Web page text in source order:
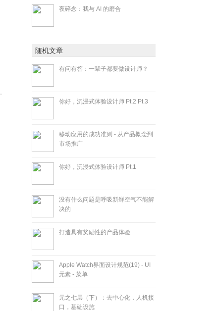
夜碎念：我与 AI 的磨合
随机文章
有问有答：一辈子都要做设计师？
你好，沉浸式体验设计师 Pt.2 Pt.3
移动应用的成功准则 - 从产品概念到
市场推广
你好，沉浸式体验设计师 Pt.1
没有什么问题是呼吸新鲜空气不能解
决的
打造具有奖励性的产品体验
Apple Watch界面设计规范(19) - UI
元素 - 菜单
元之七层（下）：去中心化，人机接
口，基础设施